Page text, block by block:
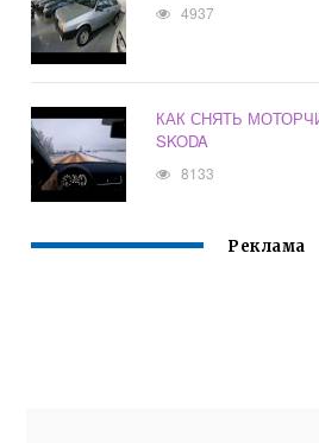
4937
КАК СНЯТЬ
SKODA
8133
Реклама